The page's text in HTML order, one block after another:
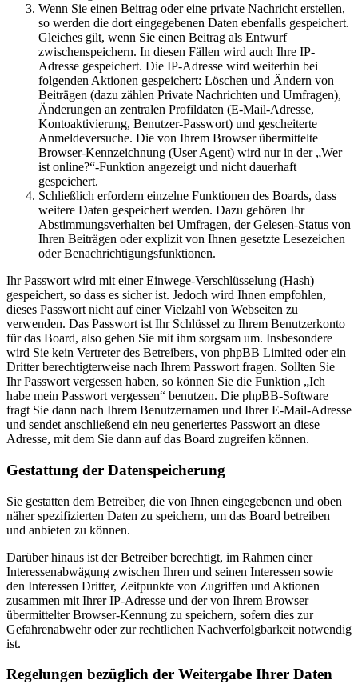
Wenn Sie einen Beitrag oder eine private Nachricht erstellen,
so werden die dort eingegebenen Daten ebenfalls gespeichert.
Gleiches gilt, wenn Sie einen Beitrag als Entwurf
zwischenspeichern. In diesen Fällen wird auch Ihre IP-
Adresse gespeichert. Die IP-Adresse wird weiterhin bei
folgenden Aktionen gespeichert: Löschen und Ändern von
Beiträgen (dazu zählen Private Nachrichten und Umfragen),
Änderungen an zentralen Profildaten (E-Mail-Adresse,
Kontoaktivierung, Benutzer-Passwort) und gescheiterte
Anmeldeversuche. Die von Ihrem Browser übermittelte
Browser-Kennzeichnung (User Agent) wird nur in der „Wer
ist online?“-Funktion angezeigt und nicht dauerhaft
gespeichert.
Schließlich erfordern einzelne Funktionen des Boards, dass
weitere Daten gespeichert werden. Dazu gehören Ihr
Abstimmungsverhalten bei Umfragen, der Gelesen-Status von
Ihren Beiträgen oder explizit von Ihnen gesetzte Lesezeichen
oder Benachrichtigungsfunktionen.
Ihr Passwort wird mit einer Einwege-Verschlüsselung (Hash)
gespeichert, so dass es sicher ist. Jedoch wird Ihnen empfohlen,
dieses Passwort nicht auf einer Vielzahl von Webseiten zu
verwenden. Das Passwort ist Ihr Schlüssel zu Ihrem Benutzerkonto
für das Board, also gehen Sie mit ihm sorgsam um. Insbesondere
wird Sie kein Vertreter des Betreibers, von phpBB Limited oder ein
Dritter berechtigterweise nach Ihrem Passwort fragen. Sollten Sie
Ihr Passwort vergessen haben, so können Sie die Funktion „Ich
habe mein Passwort vergessen“ benutzen. Die phpBB-Software
fragt Sie dann nach Ihrem Benutzernamen und Ihrer E-Mail-Adresse
und sendet anschließend ein neu generiertes Passwort an diese
Adresse, mit dem Sie dann auf das Board zugreifen können.
Gestattung der Datenspeicherung
Sie gestatten dem Betreiber, die von Ihnen eingegebenen und oben
näher spezifizierten Daten zu speichern, um das Board betreiben
und anbieten zu können.
Darüber hinaus ist der Betreiber berechtigt, im Rahmen einer
Interessenabwägung zwischen Ihren und seinen Interessen sowie
den Interessen Dritter, Zeitpunkte von Zugriffen und Aktionen
zusammen mit Ihrer IP-Adresse und der von Ihrem Browser
übermittelter Browser-Kennung zu speichern, sofern dies zur
Gefahrenabwehr oder zur rechtlichen Nachverfolgbarkeit notwendig
ist.
Regelungen bezüglich der Weitergabe Ihrer Daten